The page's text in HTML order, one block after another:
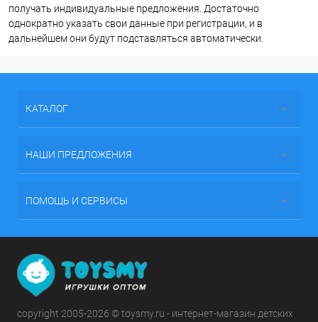
получать индивидуальные предложения. Достаточно
однократно указать свои данные при регистрации, и в
дальнейшем они будут подставляться автоматически.
КАТАЛОГ
НАШИ ПРЕДЛОЖЕНИЯ
ПОМОЩЬ И СЕРВИСЫ
copyright 2005-2026 © toysmy.ru - интернет-магазин детских